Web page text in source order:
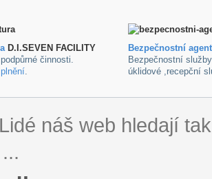
D.I.SEVEN FACILITY
činnosti.
.
Bezpečnostní
Bezpečnostní
úklidové ,recepční
Lidé náš web hledají